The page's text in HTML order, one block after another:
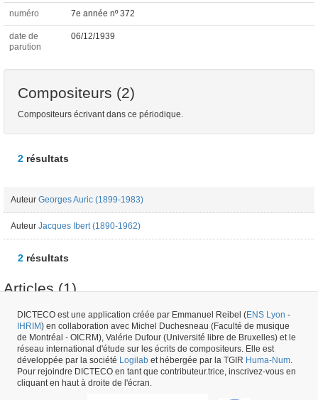
numéro 7e année nº 372
date de
parution
06/12/1939
Compositeurs (2)
Compositeurs écrivant dans ce périodique.
2 résultats
Auteur Georges Auric (1899-1983)
Auteur Jacques Ibert (1890-1962)
2 résultats
Articles (1)
ArticleGeorges Auric (1899-1983) - "La Musique: Voix de France" -
Marianne: Grand hebdomadaire littéraire illustré - 06/12/1939
Numéro de périodique #31468 -créé le 02/02/2018 par Colin Roust
DICTECO est une application créée par Emmanuel Reibel (ENS Lyon -
IHRIM) en collaboration avec Michel Duchesneau (Faculté de musique
de Montréal - OICRM), Valérie Dufour (Université libre de Bruxelles) et le
réseau international d'étude sur les écrits de compositeurs. Elle est
développée par la société Logilab et hébergée par la TGIR Huma-Num
Pour rejoindre DICTECO en tant que contributeur.trice, inscrivez-vous en
cliquant en haut à droite de l'écran.